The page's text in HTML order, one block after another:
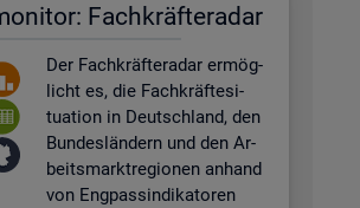
Fach­kräf­te­ra­dar
Der Fach­kräf­te­ra­dar er­mög­
licht es, die Fach­kräf­te­si­
tua­ti­on in Deutsch­land, den
Bun­des­län­dern und den Ar­
beits­markt­re­gio­nen an­hand
von Eng­pas­sin­di­ka­to­ren